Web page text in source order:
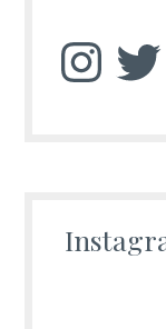
InstagramTwitter